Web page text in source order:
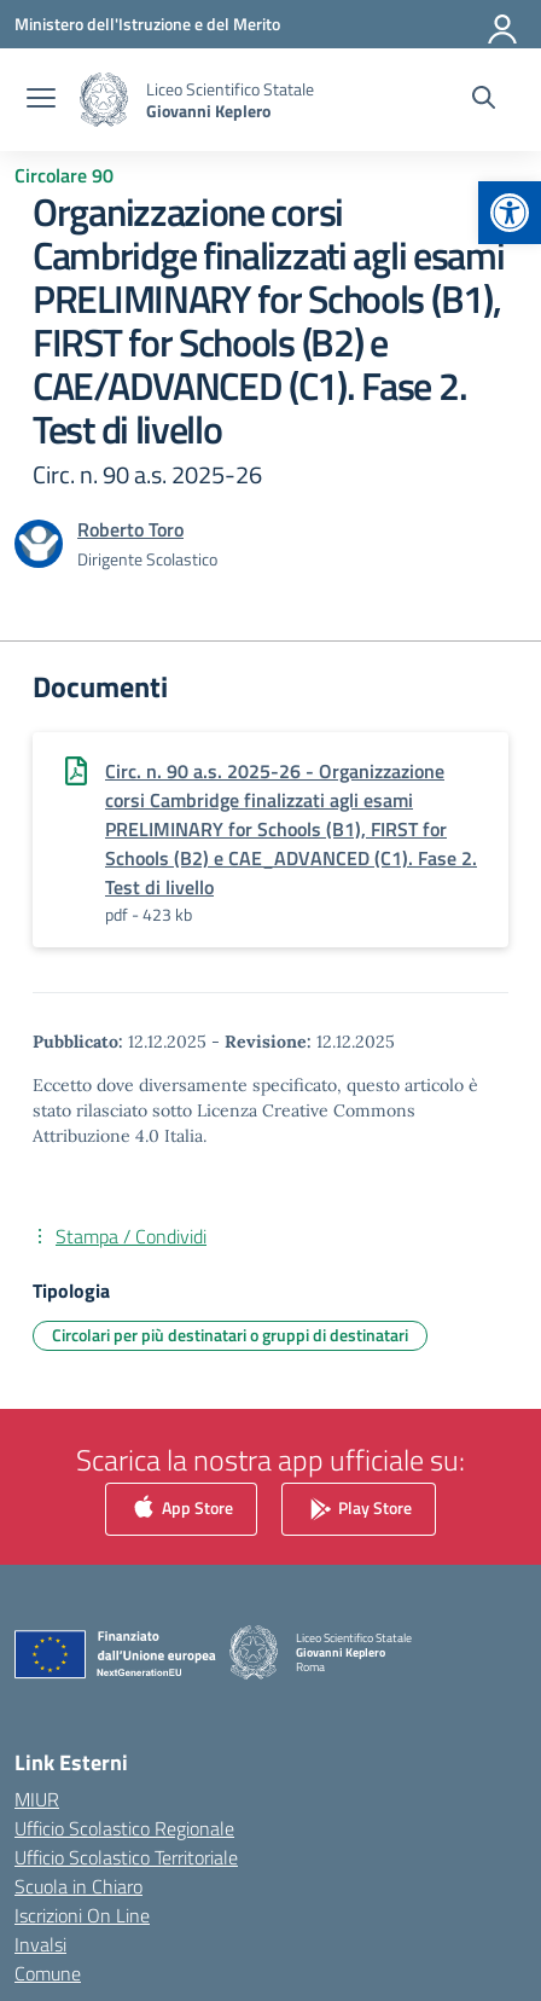
Vai ai contenuti
Vai al menu di navigazione
Vai al footer
Ministero dell'Istruzione e del Merito
Liceo Scientifico Statale
Giovanni Keplero
Circolare 90
Organizzazione corsi
Cambridge finalizzati agli esami
PRELIMINARY for Schools (B1),
FIRST for Schools (B2) e
CAE/ADVANCED (C1). Fase 2.
Test di livello
Circ. n. 90 a.s. 2025-26
Roberto Toro
Dirigente Scolastico
Documenti
Circ. n. 90 a.s. 2025-26 - Organizzazione
corsi Cambridge finalizzati agli esami
PRELIMINARY for Schools (B1), FIRST for
Schools (B2) e CAE_ADVANCED (C1). Fase 2.
Test di livello
pdf - 423 kb
Pubblicato: 12.12.2025 - Revisione: 12.12.2025
Eccetto dove diversamente specificato, questo articolo è
stato rilasciato sotto Licenza Creative Commons
Attribuzione 4.0 Italia.
Stampa / Condividi
Tipologia
Circolari per più destinatari o gruppi di destinatari
Scarica la nostra app ufficiale su:
App Store Play Store
Liceo Scientifico Statale
Giovanni Keplero
Roma
Link Esterni
MIUR
Ufficio Scolastico Regionale
Ufficio Scolastico Territoriale
Scuola in Chiaro
Iscrizioni On Line
Invalsi
Comune